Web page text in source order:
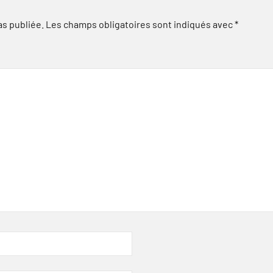
publiée. Les champs obligatoires sont indiqués avec*